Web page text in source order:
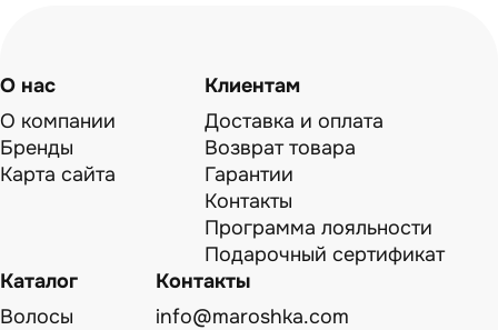
О нас
О компании
Бренды
Карта сайта
Клиентам
Доставка и оплата
Возврат товара
Гарантии
Контакты
Программа лояльности
Подарочный сертификат
Каталог
Волосы
Контакты
info@maroshka.com